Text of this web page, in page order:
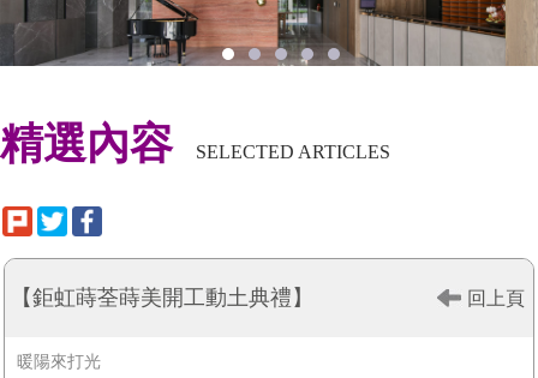
經典作品
線上工程
1 2 3 4 5
精選內容 SELECTED ARTICLES
【鉅虹蒔荃蒔美開工動土典禮】 回上頁
暖陽來打光